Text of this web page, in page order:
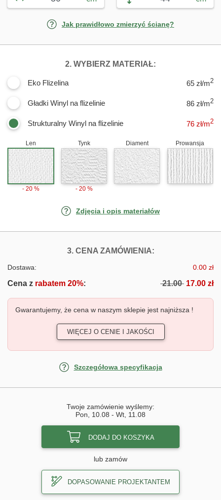
Jak prawidłowo zmierzyć ścianę?
2. WYBIERZ MATERIAŁ:
Eko Flizelina 65 zł/m2
Gładki Winyl na flizelinie 86 zł/m2
Strukturalny Winyl na flizelinie 76 zł/m2
Len
- 20 %
Tynk
- 20 %
Diament Prowansja
Zdjęcia i opis materiałów
3. CENA ZAMÓWIENIA:FOTOTAPETY
Dostawa: 0.00 zł
Cena z rabatem 20%: 21.00 17.00 zł
Gwarantujemy, że cena w naszym sklepie jest najniższa !
WIĘCEJ O CENIE I JAKOŚCI
Szczegółowa specyfikacja
Twoje zamówienie wyślemy:
Pon, 10.08 - Wt, 11.08
DODAJ DO KOSZYKA
lub zamów
DOPASOWANIE PROJEKTANTEM